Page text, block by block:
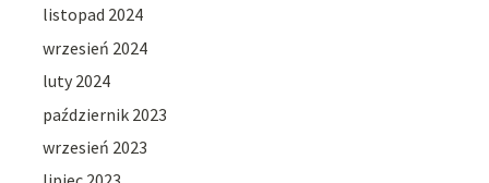
listopad 2024
wrzesień 2024
luty 2024
październik 2023
wrzesień 2023